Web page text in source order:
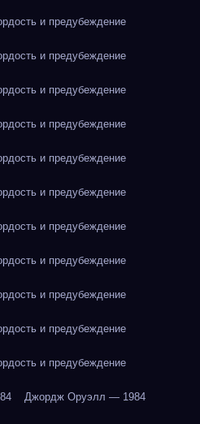
и предубеждение
и предубеждение
и предубеждение
и предубеждение
и предубеждение
и предубеждение
и предубеждение
и предубеждение
и предубеждение
и предубеждение
и предубеждение
Джордж Оруэлл — 1984